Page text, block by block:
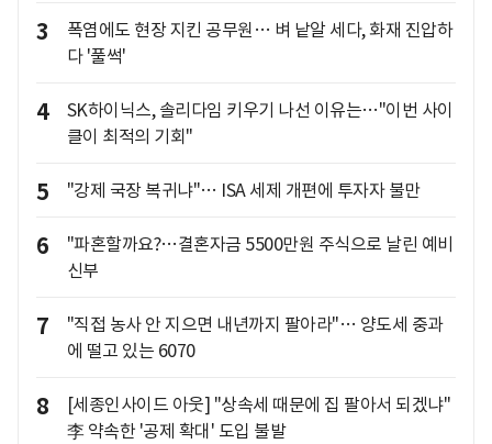
3
폭염에도 현장 지킨 공무원… 벼 낱알 세다, 화재 진압하
다 '풀썩'
4
SK하이닉스, 솔리다임 키우기 나선 이유는…"이번 사이
클이 최적의 기회"
5 "강제 국장 복귀냐"… ISA 세제 개편에 투자자 불만
6
"파혼할까요?…결혼자금 5500만원 주식으로 날린 예비
신부
7
"직접 농사 안 지으면 내년까지 팔아라"… 양도세 중과
에 떨고 있는 6070
8
[세종인사이드 아웃] "상속세 때문에 집 팔아서 되겠냐"
李 약속한 '공제 확대' 도입 불발